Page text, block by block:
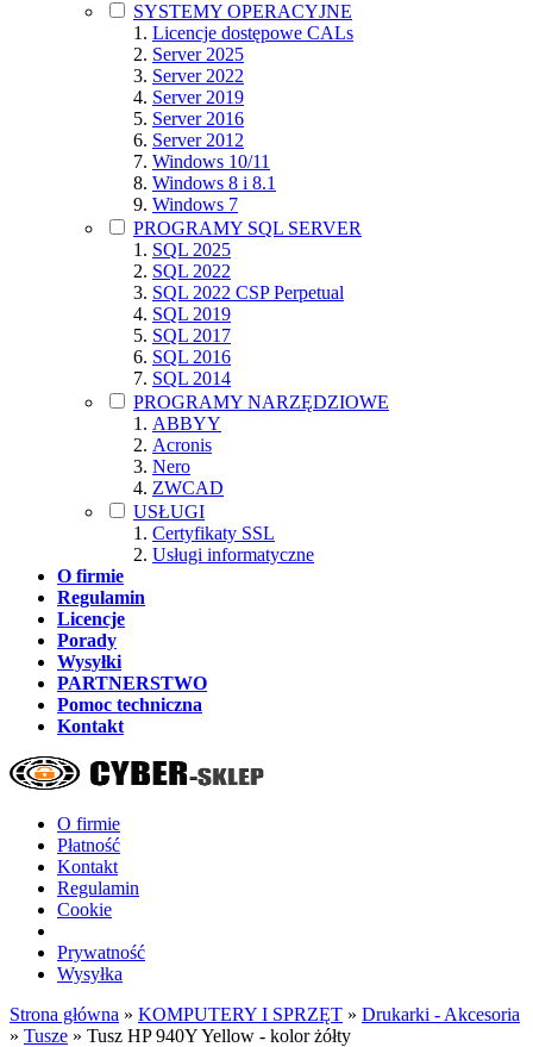
SYSTEMY OPERACYJNE
Licencje dostępowe CALs
Server 2025
Server 2022
Server 2019
Server 2016
Server 2012
Windows 10/11
Windows 8 i 8.1
Windows 7
PROGRAMY SQL SERVER
SQL 2025
SQL 2022
SQL 2022 CSP Perpetual
SQL 2019
SQL 2017
SQL 2016
SQL 2014
PROGRAMY NARZĘDZIOWE
ABBYY
Acronis
Nero
ZWCAD
USŁUGI
Certyfikaty SSL
Usługi informatyczne
O firmie
Regulamin
Licencje
Porady
Wysyłki
PARTNERSTWO
Pomoc techniczna
Kontakt
O firmie
Płatność
Kontakt
Regulamin
Cookie
Prywatność
Wysyłka
Strona główna » KOMPUTERY I SPRZĘT » Drukarki - Akcesoria
» Tusze » Tusz HP 940Y Yellow - kolor żółty